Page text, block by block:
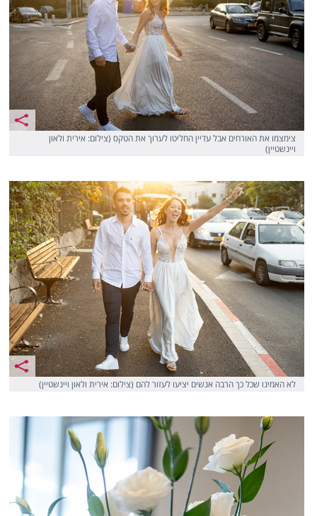
צימצמו את האורחים אבל עדיין החליטו לערוך את הטקס (צילום: אירית ולאון
ויינשטיין)
לא האמינו שכל כך הרבה אנשים יציעו לעזור להם (צילום: אירית ולאון ויינשטיין)